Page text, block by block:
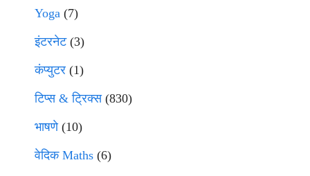
Yoga (7)
इंटरनेट(3)
कंप्युटर (1)
टिप्स & ट्रिक्स(830)
भाषणे(10)
वेदिक Maths (6)